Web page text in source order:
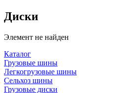
Диски
Элемент не найден
Каталог
Грузовые шины
Легкогрузовые шины
Сельхоз шины
Грузовые диски